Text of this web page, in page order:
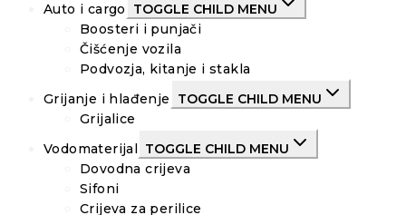
Auto i cargo
TOGGLE CHILD MENU
Boosteri i punjači
Čišćenje vozila
Podvozja, kitanje i stakla
Grijanje i hlađenje
TOGGLE CHILD MENU
Grijalice
Vodomaterijal
TOGGLE CHILD MENU
Dovodna crijeva
Sifoni
Crijeva za perilice